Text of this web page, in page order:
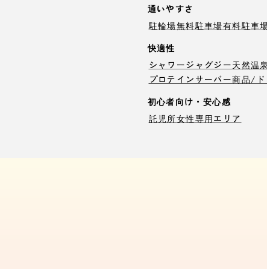
通いやすさ
駐輪場無料駐車場有料駐車
快適性
シャワージャグジー天然温泉
プロテインサーバー商品/ド
初心者向け・安心感
託児所女性専用エリア